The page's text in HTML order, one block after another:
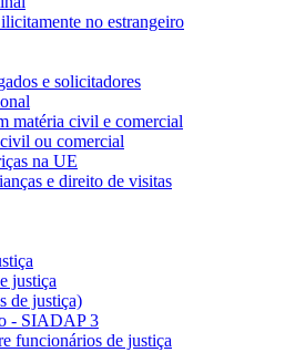
no estrangeiro
e solicitadores
matéria civil e comercial
ou comercial
na UE
e direito de visitas
justiça
de justiça)
- SIADAP 3
funcionários de justiça